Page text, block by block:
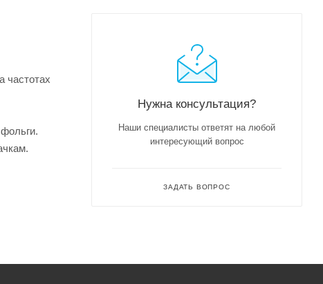
частотах
Нужна консультация?
Наши специалисты ответят на любой
интересующий вопрос
ЗАДАТЬ ВОПРОС